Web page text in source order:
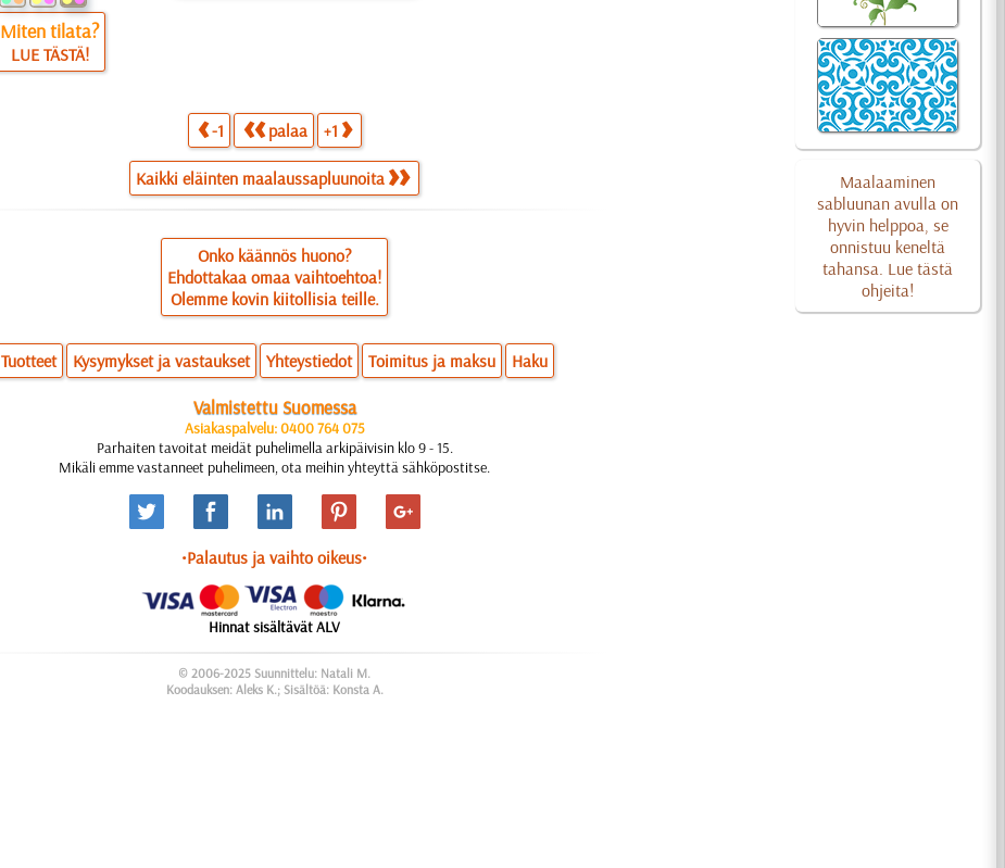
Maalaaminen
sabluunan avulla on
hyvin helppoa, se
onnistuu keneltä
tahansa. Lue tästä
ohjeita!
Miten tilata?
LUE TÄSTÄ!
-1 palaa +1
Kaikki eläinten maalaussapluunoita
Onko käännös huono?
Ehdottakaa omaa vaihtoehtoa!
Olemme kovin kiitollisia teille.
Tuotteet Kysymykset ja vastaukset Yhteystiedot Toimitus ja maksu Haku
Valmistettu Suomessa
Asiakaspalvelu: 0400 764 075
Parhaiten tavoitat meidät puhelimella arkipäivisin klo 9 - 15.
Mikäli emme vastanneet puhelimeen, ota meihin yhteyttä sähköpostitse.
•Palautus ja vaihto oikeus•
Hinnat sisältävät ALV
© 2006-2025 Suunnittelu: Natali M.
Koodauksen: Aleks K.; Sisältöä: Konsta A.